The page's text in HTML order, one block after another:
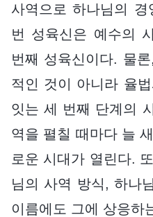
사역으로 하나님의
번 성육신은 예수의
번째 성육신이다. 물
적인 것이 아니라 율
잇는 세 번째 단계의
역을 펼칠 때마다 늘
로운 시대가 열린다.
님의 사역 방식, 하나
이름에도 그에 상응하